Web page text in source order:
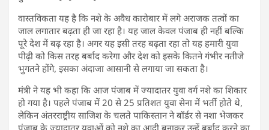
वास्तविकता यह है कि नशे के अवैध कारोबार में लगे अराजक तत्वों का
जाल लगातार बढ़ता ही जा रहा है। यह जाल केवल पंजाब ही नहीं बल्कि
पूरे देश में बढ़ रहा है। अगर यह इसी तरह बढ़ता रहा तो यह हमारी युवा
पीढ़ी को किस तरह बर्बाद करेगा और देश को इसके कितने गंभीर नतीजे
भुगतने होंगे, इसका अंदाजा आसानी से लगाया जा सकता है।
मंत्री ने यह भी कहा कि आज पंजाब में ज्यादातर युवा वर्ग नशे का शिकार
हो गया है। पहले पंजाब में 20 से 25 प्रतिशत युवा सेना में भर्ती होते थे,
लेकिन अंतरराष्ट्रीय साजिश के चलते पाकिस्तान ने बॉर्डर से नशा भेजकर